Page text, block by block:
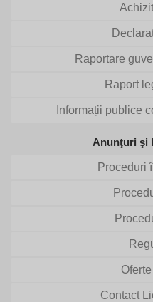
Raportare
Raport
Informații publice
Anunţuri şi
Proceduri
Contact